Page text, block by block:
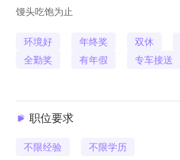
馒头吃饱为止
环境好 年终奖 双休
全勤奖
有年假 专车接送
职位要求
不限经验 不限学历